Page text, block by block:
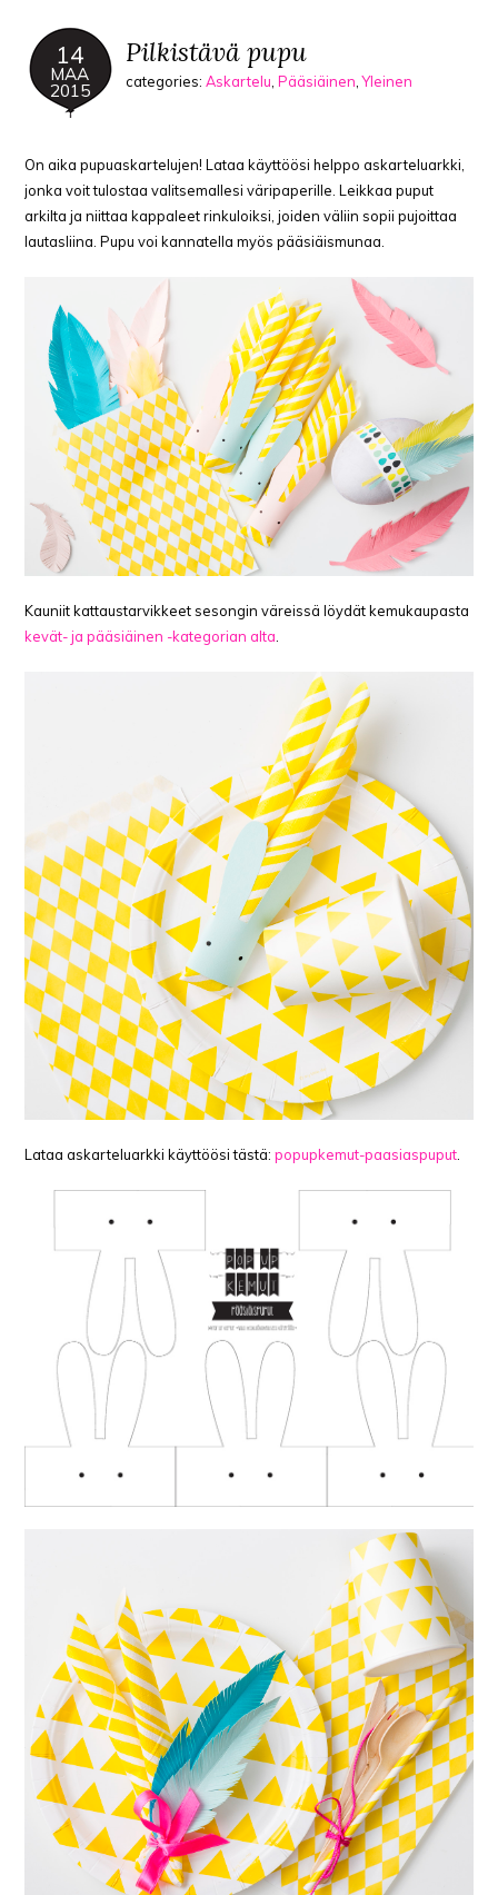
14
MAA
2015
Pilkistävä pupu
categories:Askartelu,Pääsiäinen,Yleinen
On aika pupuaskartelujen! Lataa käyttöösi helppo askarteluarkki,
jonka voit tulostaa valitsemallesi väripaperille. Leikkaa puput
arkilta ja niittaa kappaleet rinkuloiksi, joiden väliin sopii pujoittaa
lautasliina. Pupu voi kannatella myös pääsiäismunaa.
Kauniit kattaustarvikkeet sesongin väreissä löydät kemukaupasta
kevät- ja pääsiäinen -kategorian alta
Lataa askarteluarkki käyttöösi tästä:popupkemut-paasiaspuput.